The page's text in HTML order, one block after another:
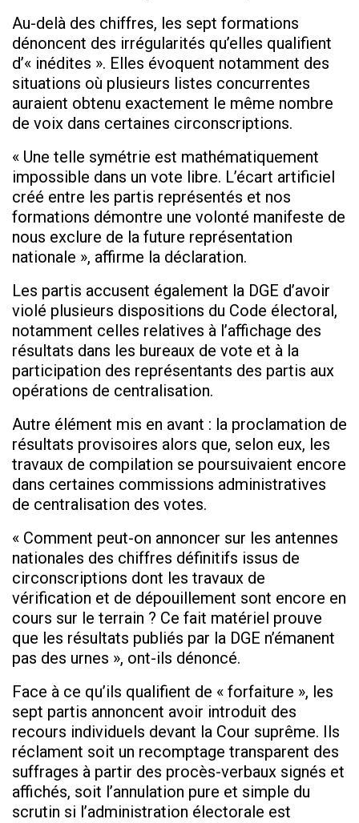
Au-delà des chiffres, les sept formations
dénoncent des irrégularités qu’elles qualifient
d’« inédites ». Elles évoquent notamment des
situations où plusieurs listes concurrentes
auraient obtenu exactement le même nombre
de voix dans certaines circonscriptions.
« Une telle symétrie est mathématiquement
impossible dans un vote libre. L’écart artificiel
créé entre les partis représentés et nos
formations démontre une volonté manifeste de
nous exclure de la future représentation
nationale », affirme la déclaration.
Les partis accusent également la DGE d’avoir
violé plusieurs dispositions du Code électoral,
notamment celles relatives à l’affichage des
résultats dans les bureaux de vote et à la
participation des représentants des partis aux
opérations de centralisation.
Autre élément mis en avant : la proclamation de
résultats provisoires alors que, selon eux, les
travaux de compilation se poursuivaient encore
dans certaines commissions administratives
de centralisation des votes.
« Comment peut-on annoncer sur les antennes
nationales des chiffres définitifs issus de
circonscriptions dont les travaux de
vérification et de dépouillement sont encore en
cours sur le terrain ? Ce fait matériel prouve
que les résultats publiés par la DGE n’émanent
pas des urnes », ont-ils dénoncé.
Face à ce qu’ils qualifient de « forfaiture », les
sept partis annoncent avoir introduit des
recours individuels devant la Cour suprême. Ils
réclament soit un recomptage transparent des
suffrages à partir des procès-verbaux signés et
affichés, soit l’annulation pure et simple du
scrutin si l’administration électorale est